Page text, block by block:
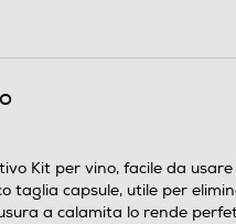
Kit per vino, facile da
taglia capsule, utile per
a calamita lo rende